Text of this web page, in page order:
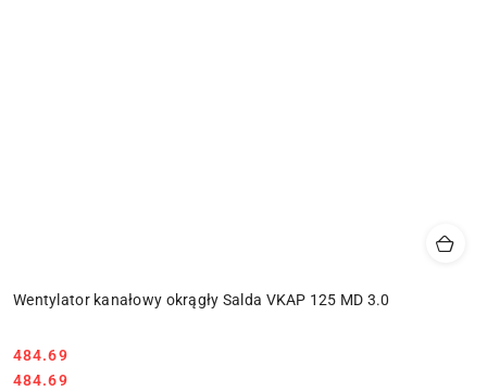
Wentylator kanałowy okrągły Salda VKAP 125 MD 3.0
Cena:
484.69
Cena:
484.69